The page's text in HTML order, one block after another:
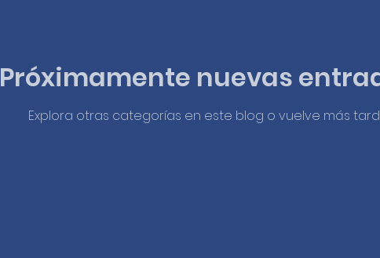
Próximamente nuevas
Explora otras categorías en este blog o vuelve más